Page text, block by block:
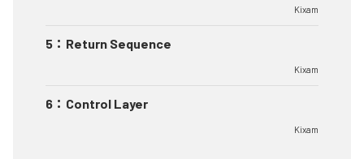
Kixam
5 ： Return Sequence
Kixam
6 ： Control Layer
Kixam